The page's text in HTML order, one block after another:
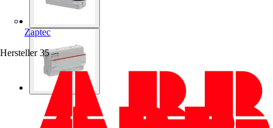
Zaptec
Hersteller 35